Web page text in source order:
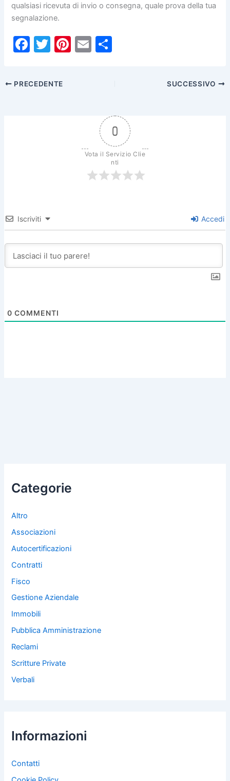
qualsiasi ricevuta di invio o consegna, quale prova della tua
segnalazione.
F
c
e
T
itt
er
Pi E
di
PRECEDENTE SUCCESSIVO
0
Vota il Servizio Clie
nti
Iscriviti Accedi
0 COMMENTI
Categorie
Altro
Associazioni
Autocertificazioni
Contratti
Fisco
Gestione Aziendale
Immobili
Pubblica Amministrazione
Reclami
Scritture Private
Verbali
Informazioni
Contatti